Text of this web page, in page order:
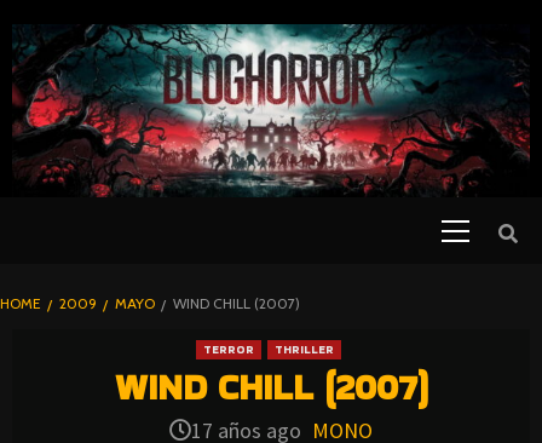
TO
CONTENT
BLOGHORROR
HOME 2009 MAYO WIND CHILL (2007)
TERROR THRILLER
WIND CHILL (2007)
17 años ago MONO